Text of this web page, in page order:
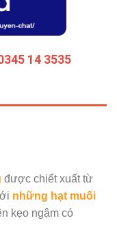
14 3535
được chiết xuất từ
những hạt muối
kẹo ngậm có